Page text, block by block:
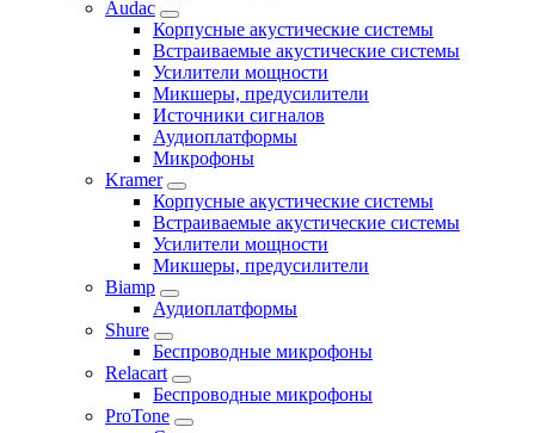
Audac
Корпусные акустические системы
Встраиваемые акустические системы
Усилители мощности
Микшеры, предусилители
Источники сигналов
Аудиоплатформы
Микрофоны
Kramer
Корпусные акустические системы
Встраиваемые акустические системы
Усилители мощности
Микшеры, предусилители
Biamp
Аудиоплатформы
Shure
Беспроводные микрофоны
Relacart
Беспроводные микрофоны
ProTone